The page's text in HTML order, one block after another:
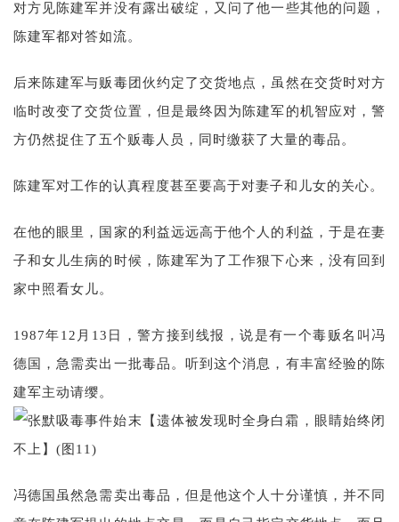
对方见陈建军并没有露出破绽，又问了他一些其他的问题，
陈建军都对答如流。
后来陈建军与贩毒团伙约定了交货地点，虽然在交货时对方
临时改变了交货位置，但是最终因为陈建军的机智应对，警
方仍然捉住了五个贩毒人员，同时缴获了大量的毒品。
陈建军对工作的认真程度甚至要高于对妻子和儿女的关心。
在他的眼里，国家的利益远远高于他个人的利益，于是在妻
子和女儿生病的时候，陈建军为了工作狠下心来，没有回到
家中照看女儿。
1987年12月13日，警方接到线报，说是有一个毒贩名叫冯
德国，急需卖出一批毒品。听到这个消息，有丰富经验的陈
建军主动请缨。
冯德国虽然急需卖出毒品，但是他这个人十分谨慎，并不同